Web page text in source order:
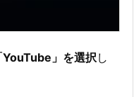
YouTube」を選択 し